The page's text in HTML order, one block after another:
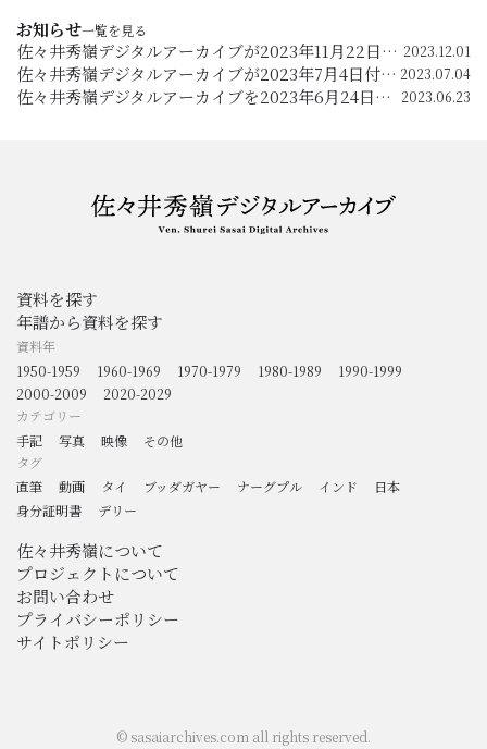
お知らせ一覧を見る
佐々井秀嶺デジタルアーカイブが2023年11月22日付の毎日新聞（夕刊）の4面で紹介されました。 2023.12.01
佐々井秀嶺デジタルアーカイブが2023年7月4日付の京都新聞の7面で紹介されました。 2023.07.04
佐々井秀嶺デジタルアーカイブを2023年6月24日に公開します。 2023.06.23
資料を探す
年譜から資料を探す
資料年
1950-1959
1960-1969 1970-1979 1980-1989
1990-1999
2000-2009
2020-2029
カテゴリー
手記
写真 映像
その他
タグ
直筆
動画 タイ ブッダガヤー ナーグプル インド
日本
身分証明書
デリー
佐々井秀嶺について
プロジェクトについて
お問い合わせ
プライバシーポリシー
サイトポリシー
© sasaiarchives.com all rights reserved.